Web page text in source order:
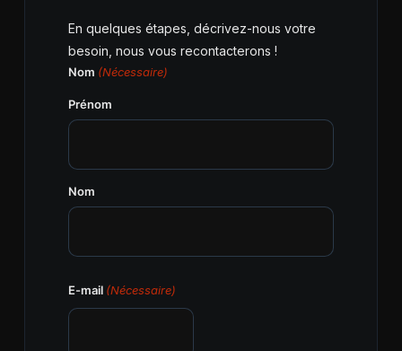
En quelques étapes, décrivez-nous votre
besoin, nous vous recontacterons !
Nom (Nécessaire)
Prénom
Nom
E-mail (Nécessaire)